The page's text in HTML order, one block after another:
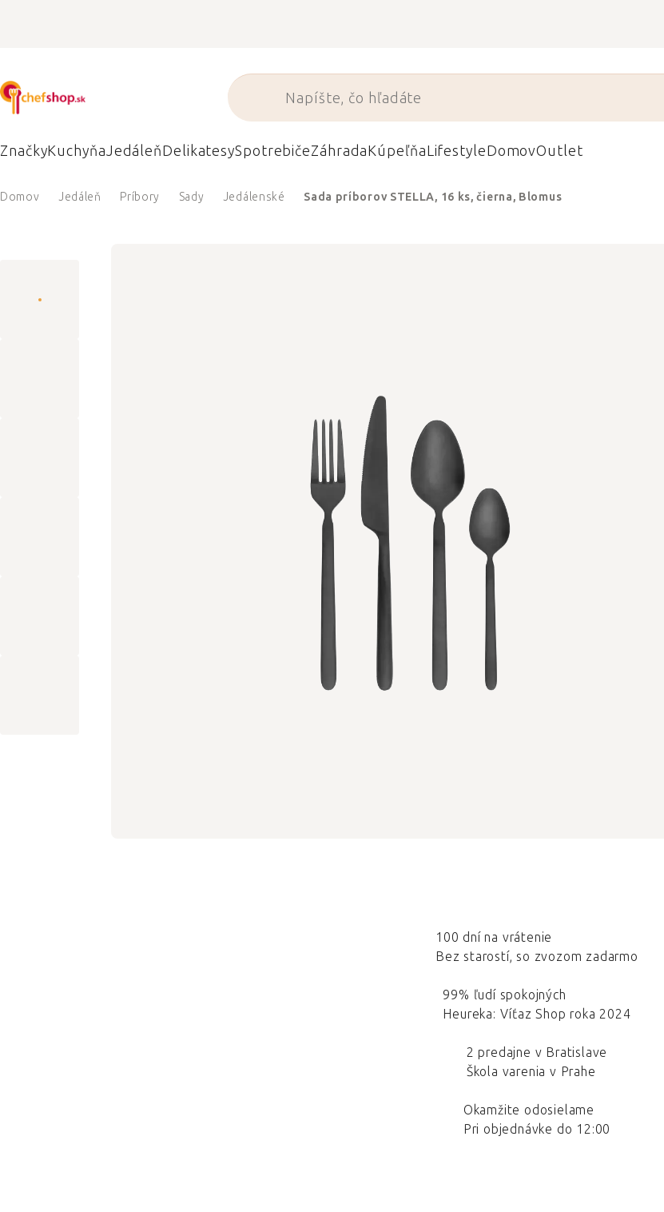
ZnačkyKuchyňaJedáleňDelikatesySpotrebičeZáhradaKúpeľňaLifestyleDomovOutlet
Domov Jedáleň Príbory Sady Jedálenské Sada príborov STELLA, 16 ks, čierna, Blomus
100 dní na vrátenie
Bez starostí, so zvozom zadarmo
99% ľudí spokojných
Heureka: Víťaz Shop roka 2024
2 predajne v Bratislave
Škola varenia v Prahe
Okamžite odosielame
Pri objednávke do 12:00